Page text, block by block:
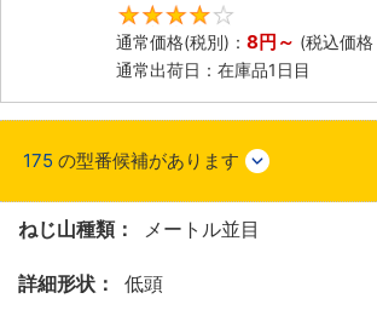
通常価格(税別)： 8円 ～ (税込価格
通常出荷日：在庫品1日目
175 の型番候補があります
ねじ山種類： メートル並目
詳細形状： 低頭